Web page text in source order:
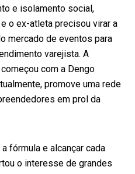
e isolamento social,
o ex-atleta precisou virar a
mercado de eventos para
varejista. A
com a Dengo
promove uma rede
em prol da
fórmula e alcançar cada
o interesse de grandes